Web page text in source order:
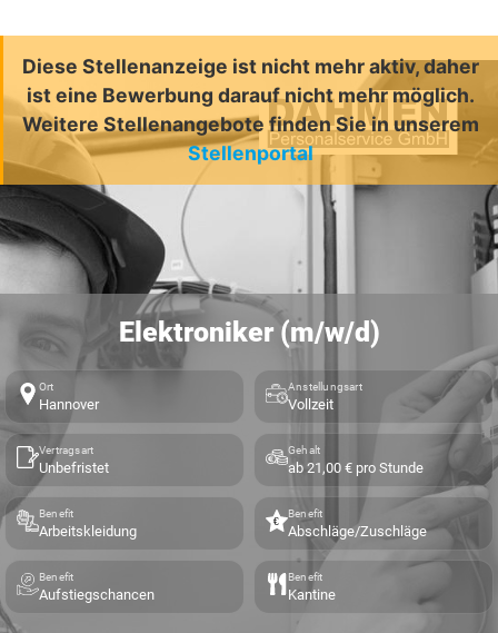
Diese Stellenanzeige ist nicht mehr aktiv, daher
ist eine Bewerbung darauf nicht mehr möglich.
Weitere Stellenangebote finden Sie in unserem
Stellenportal
Elektroniker (m/w/d)
Ort
Hannover
Anstellungsart
Vollzeit
Vertragsart
Unbefristet
Gehalt
ab 21,00 € pro Stunde
Benefit
Arbeitskleidung
Benefit
Abschläge/Zuschläge
Benefit
Aufstiegschancen
Benefit
Kantine